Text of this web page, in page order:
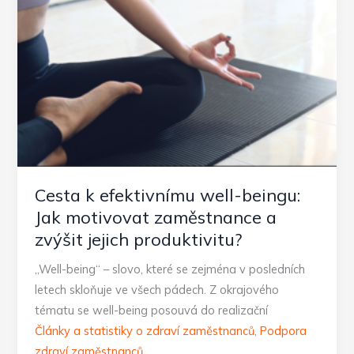
chránit
oči
při
práci
Cesta k efektivnímu well-beingu:
Jak motivovat zaměstnance a
zvýšit jejich produktivitu?
„Well-being“ – slovo, které se zejména v posledních
letech skloňuje ve všech pádech. Z okrajového
tématu se well-being posouvá do realizační
Články a statistiky o zdraví zaměstnanců,Podpora